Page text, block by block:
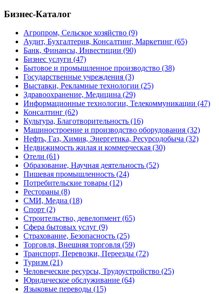
Бизнес-Каталог
Агропром, Сельское хозяйство (9)
Аудит, Бухгалтерия, Консалтинг, Маркетинг (65)
Банк, Финансы, Инвестиции (90)
Бизнес услуги (47)
Бытовое и промышленное производство (38)
Государственные учреждения (3)
Выставки, Рекламные технологии (25)
Здравоохранение, Медицина (29)
Информационные технологии, Телекоммуникации (47)
Консалтинг (62)
Культура, Благотворительность (16)
Машиностроение и производство оборудования (32)
Нефть, Газ, Химия, Энергетика, Ресурсодобыча (32)
Недвижимость жилая и коммерческая (30)
Отели (61)
Образование, Научная деятельность (52)
Пишевая промышленность (24)
Потребительские товары (12)
Рестораны (8)
СМИ, Медиа (18)
Спорт (2)
Строительство, девелопмент (65)
Сфера бытовых услуг (9)
Страхование, Безопасность (25)
Торговля, Внешняя торговля (59)
Транспорт, Перевозки, Переезды (72)
Туризм (21)
Человеческие ресурсы, Трудоустройство (25)
Юридическое обслуживание (64)
Языковые переводы (15)